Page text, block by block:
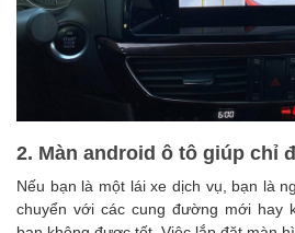
2. Màn android ô tô giúp chỉ
Nếu bạn là một lái xe dịch vụ, bạn là
chuyển với các cung đường mới hay